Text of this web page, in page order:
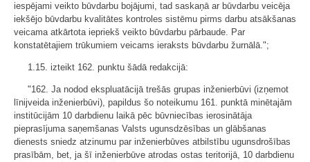
iespējami veikto būvdarbu bojājumi, tad saskaņā ar būvdarbu veicēja
iekšējo būvdarbu kvalitātes kontroles sistēmu pirms darbu atsākšanas
veicama atkārtota iepriekš veikto būvdarbu pārbaude. Par
konstatētajiem trūkumiem veicams ieraksts būvdarbu žurnālā.";
1.15. izteikt 162. punktu šādā redakcijā:
"162. Ja nodod ekspluatācijā trešās grupas inženierbūvi (izņemot
līnijveida inženierbūvi), papildus šo noteikumu 161. punktā minētajām
institūcijām 10 darbdienu laikā pēc būvniecības ierosinātāja
pieprasījuma saņemšanas Valsts ugunsdzēsības un glābšanas
dienests sniedz atzinumu par inženierbūves atbilstību ugunsdrošības
prasībām, bet, ja šī inženierbūve atrodas ostas teritorijā, 10 darbdienu